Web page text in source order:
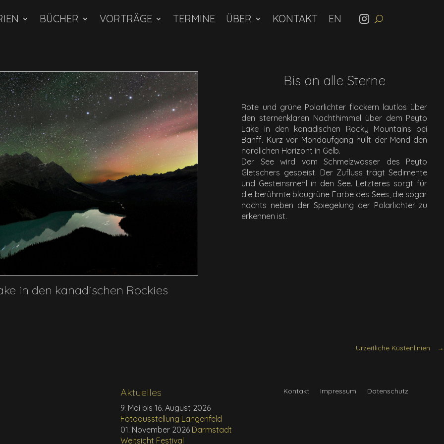
BÜCHER VORTRÄGE TERMINE ÜBER KONTAKT
in den kanadischen Rockies
Bis an alle Sterne
Rote und grüne Polarlichter flackern lautlos über
den sternenklaren Nachthimmel über dem Peyto
Lake in den kanadischen Rocky Mountains bei
Banff. Kurz vor Mondaufgang hüllt der Mond den
nördlichen Horizont in Gelb.
Der See wird vom Schmelzwasser des Peyto
Gletschers gespeist. Der Zufluss trägt Sedimente
und Gesteinsmehl in den See. Letzteres sorgt für
die berühmte blaugrüne Farbe des Sees, die sogar
nachts neben der Spiegelung der Polarlichter zu
erkennen ist.
Urzeitliche Küstenlinien
Aktuelles
9. Mai bis 16. August 2026
Fotoausstellung Langenfeld
01. November 2026 Darmstadt
Weitsicht Festival
Kontakt Impressum Datenschutz